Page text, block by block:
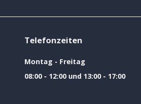
Telefonzeiten
Montag - Freitag
08:00 - 12:00 und 13:00 - 17:00